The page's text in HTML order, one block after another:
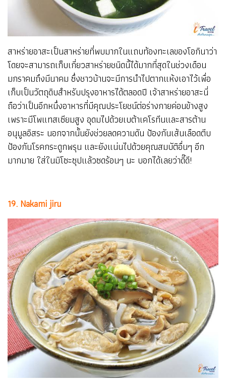
สาหร่ายอาสะเป็นสาหร่ายที่พบมากในแถบท้องทะเลของโอกินาว่า
โดยจะสามารถเก็บเกี่ยวสาหร่ายชนิดนี้ได้มากที่สุดในช่วงเดือน
มกราคมถึงมีนาคม ซึ่งชาวบ้านจะมีการนำไปตากแห้งเอาไว้เพื่อ
เก็บเป็นวัตถุดิบสำหรับปรุงอาหารได้ตลอดปี เจ้าสาหร่ายอาสะนี่
ถือว่าเป็นอีกหนึ่งอาหารที่มีคุณประโยชน์ต่อร่างกายค่อนข้างสูง
เพราะมีโพแทสเซียมสูง อุดมไปด้วยเบต้าเคโรทีนและสารต้าน
อนุมูลอิสระ นอกจากนั้นยังช่วยลดความดัน ป้องกันเส้นเลือดตีบ
ป้องกันโรคกระดูกพรุน และยังแน่นไปด้วยคุณสมบัติอื่นๆ อีก
มากมาย ใส่ในมิโซะซุปแล้วซดร้อนๆ นะ บอกได้เลยว่าดี๊ดี!
19. Nakami jiru